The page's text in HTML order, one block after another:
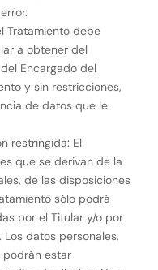
Tratamiento debe
a obtener del
Encargado del
y sin restricciones,
de datos que le
restringida: El
que se derivan de la
de las disposiciones
sólo podrá
por el Titular y/o por
datos personales,
podrán estar